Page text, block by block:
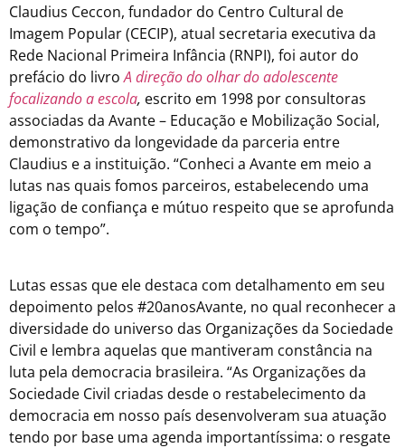
Claudius Ceccon, fundador do Centro Cultural de
Imagem Popular (CECIP), atual secretaria executiva da
Rede Nacional Primeira Infância (RNPI), foi autor do
prefácio do livroA direção do olhar do adolescente
focalizando a escola, escrito em 1998 por consultoras
associadas da Avante – Educação e Mobilização Social,
demonstrativo da longevidade da parceria entre
Claudius e a instituição. “Conheci a Avante em meio a
lutas nas quais fomos parceiros, estabelecendo uma
ligação de confiança e mútuo respeito que se aprofunda
com o tempo”.
Lutas essas que ele destaca com detalhamento em seu
depoimento pelos #20anosAvante, no qual reconhecer a
diversidade do universo das Organizações da Sociedade
Civil e lembra aquelas que mantiveram constância na
luta pela democracia brasileira. “As Organizações da
Sociedade Civil criadas desde o restabelecimento da
democracia em nosso país desenvolveram sua atuação
tendo por base uma agenda importantíssima: o resgate